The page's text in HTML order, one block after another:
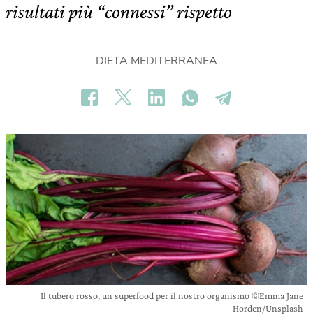
risultati più “connessi” rispetto
DIETA MEDITERRANEA
Il tubero rosso, un superfood per il nostro organismo ©Emma Jane
Horden/Unsplash